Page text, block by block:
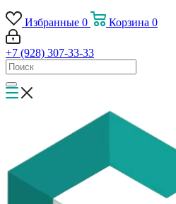
Избранные 0 Корзина 0
+7 (928) 307-33-33